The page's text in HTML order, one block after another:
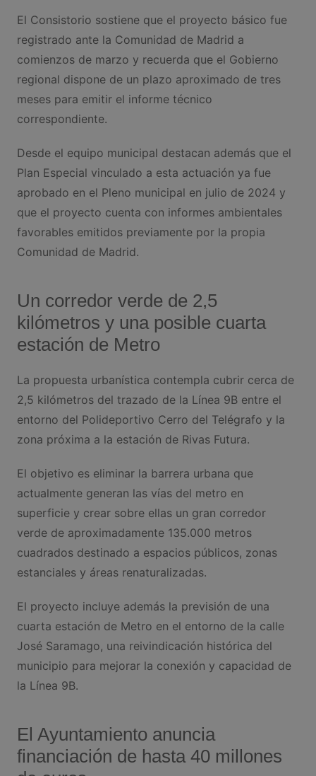
El Consistorio sostiene que el proyecto básico fue
registrado ante la Comunidad de Madrid a
comienzos de marzo y recuerda que el Gobierno
regional dispone de un plazo aproximado de tres
meses para emitir el informe técnico
correspondiente.
Desde el equipo municipal destacan además que el
Plan Especial vinculado a esta actuación ya fue
aprobado en el Pleno municipal en julio de 2024 y
que el proyecto cuenta con informes ambientales
favorables emitidos previamente por la propia
Comunidad de Madrid.
Un corredor verde de 2,5
kilómetros y una posible cuarta
estación de Metro
La propuesta urbanística contempla cubrir cerca de
2,5 kilómetros del trazado de la Línea 9B entre el
entorno del Polideportivo Cerro del Telégrafo y la
zona próxima a la estación de Rivas Futura.
El objetivo es eliminar la barrera urbana que
actualmente generan las vías del metro en
superficie y crear sobre ellas un gran corredor
verde de aproximadamente 135.000 metros
cuadrados destinado a espacios públicos, zonas
estanciales y áreas renaturalizadas.
El proyecto incluye además la previsión de una
cuarta estación de Metro en el entorno de la calle
José Saramago, una reivindicación histórica del
municipio para mejorar la conexión y capacidad de
la Línea 9B.
El Ayuntamiento anuncia
financiación de hasta 40 millones